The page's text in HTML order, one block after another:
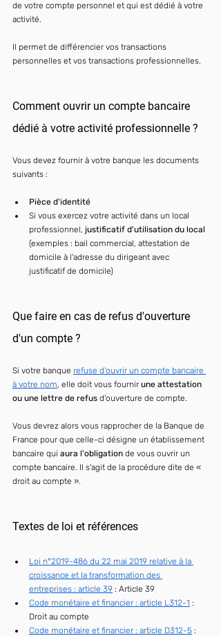
de votre compte personnel et qui est dédié à votre
activité.
Il permet de différencier vos transactions
personnelles et vos transactions professionnelles.
Comment ouvrir un compte bancaire
dédié à votre activité professionnelle ?
Vous devez fournir à votre banque les documents
suivants :
Pièce d'identité
Si vous exercez votre activité dans un local
professionnel, justificatif d'utilisation du local
(exemples : bail commercial, attestation de
domicile à l'adresse du dirigeant avec
justificatif de domicile)
Que faire en cas de refus d'ouverture
d'un compte ?
Si votre banque refuse d'ouvrir un compte bancaire
à votre nom, elle doit vous fournir une attestation
ou une lettre de refus d'ouverture de compte.
Vous devrez alors vous rapprocher de la Banque de
France pour que celle-ci désigne un établissement
bancaire qui aura l'obligation de vous ouvrir un
compte bancaire. Il s'agit de la procédure dite de «
droit au compte ».
Textes de loi et références
Loi n°2019-486 du 22 mai 2019 relative à la
croissance et la transformation des
entreprises : article 39 : Article 39
Code monétaire et financier : article L312-1 :
Droit au compte
Code monétaire et financier : article D312-5 :